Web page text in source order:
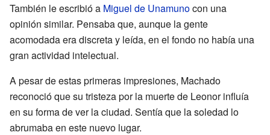
También le escribió a Miguel de Unamunocon una
opinión similar. Pensaba que, aunque la gente
acomodada era discreta y leída, en el fondo no había una
gran actividad intelectual.
A pesar de estas primeras impresiones, Machado
reconoció que su tristeza por la muerte de Leonor influía
en su forma de ver la ciudad. Sentía que la soledad lo
abrumaba en este nuevo lugar.